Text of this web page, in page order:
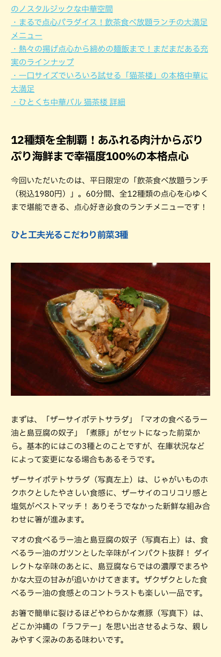
のノスタルジックな中華空間
・まるで点心パラダイス！飲茶食べ放題ランチの大満足
メニュー
・熱々の揚げ点心から締めの麺飯まで！まだまだある充
実のラインナップ
・一口サイズでいろいろ試せる「猫茶楼」の本格中華に
大満足
・ひとくち中華バル 猫茶楼 詳細
12種類を全制覇！あふれる肉汁からぷり
ぷり海鮮まで幸福度100%の本格点心
今回いただいたのは、平日限定の「飲茶食べ放題ランチ
（税込1980円）」。60分間、全12種類の点心を心ゆく
まで堪能できる、点心好き必食のランチメニューです！
ひと工夫光るこだわり前菜3種
まずは、「ザーサイポテトサラダ」「マオの食べるラー
油と島豆腐の奴子」「煮豚」がセットになった前菜か
ら。基本的にはこの3種とのことですが、在庫状況など
によって変更になる場合もあるそうです。
ザーサイポテトサラダ（写真左上）は、じゃがいものホ
クホクとしたやさしい食感に、ザーサイのコリコリ感と
塩気がベストマッチ！ ありそうでなかった新鮮な組み合
わせに箸が進みます。
マオの食べるラー油と島豆腐の奴子（写真右上）は、食
べるラー油のガツンとした辛味がインパクト抜群！ ダイ
レクトな辛味のあとに、島豆腐ならではの濃厚でまろや
かな大豆の甘みが追いかけてきます。ザクザクとした食
べるラー油の食感とのコントラストも楽しい一品です。
お箸で簡単に裂けるほどやわらかな煮豚（写真下）は、
どこか沖縄の「ラフテー」を思い出させるような、親し
みやすく深みのある味わいです。